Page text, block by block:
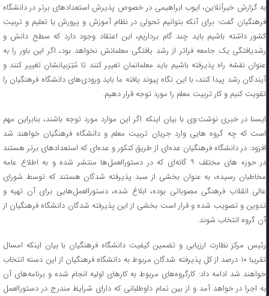
به گزارش خبرآنلاین، ایوب ابراهیمی در خصوص پذیرش استعدادهای برتر در دانشگاه
فرهنگیان گفت: برای آنکه بتوانیم تحولی در نظام آموزش و پرورش یا تعلیم و تربیت
کشور داشته باشیم باید چند گام برداریم، این اعتقاد وجود دارد که سطح دانش و
رشدیافتگی یک جامعه فراتر از رشد یافتگی معلمانش نخواهد بود، اگر این باور را به
عنوان نقشه راه پذیرفته باشیم باید معلمانمان تغییر کنند تا مُتِرَبیانشان تغییر کنند و
آیندگان رشد پیدا کنند، با این نگاه پیوند یافته ما باید ورودی‌های دانشگاه فرهنگیان را
تقویت کنیم و کار تربیت معلم را مورد توجه قرار دهیم.
ایسنا در خبری نوشت:وی با بیان اینکه اگر این موارد مورد توجه باشند، بنابراین مهم
است که چه گروه هایی وارد جریان تربیت معلم و دانشگاه فرهنگیان خواهند شد
افزود: در دانشگاه فرهنگیان عده‌ای از طریق کنکور و عده‌ای که استعدادهای برتر هستند
در حوزه های مختلف ۹ گانه‌ای که در دستورالعمل‌ها منتشر شده و به اطلاع عامه
مخاطبان رسیده، به عنوان بخشی از سبد پذیرفته شدگان هستند که توسط شورای
عالی انقلاب فرهنگی مصوباتی بوده، ابلاغ شده، دستورالعمل‌هایی برای آن تهیه و
تدوین و تصویب شده و قرار است بخشی از این پذیرفته شدگان دانشگاه فرهنگیان از
آن گروه انتخاب شوند.
رئیس مرکز نظارت ارزیابی و تضمین کیفیت دانشگاه فرهنگیان با بیان اینکه امسال
تقریبا ۱۰ درصد از کل پذیرفته شدگان مربوط به دانشگاه فرهنگیان از این دسته انتخاب
خواهند شد ادامه داد: کارگروه‌های مربوط به کارهای اولیه انجام شده و برنامه‌های آن
به اجرا در خواهد آمد و از بین تمام داوطلبانی که دارای شرایط مندرج در دستورالعمل